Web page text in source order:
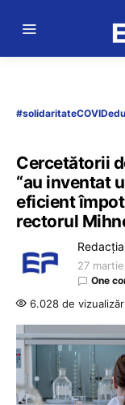
#solidaritateCOVIDedu
Cercetătorii
“au inventat
eficient
rectorul
Redacția
27
One
6.028 de